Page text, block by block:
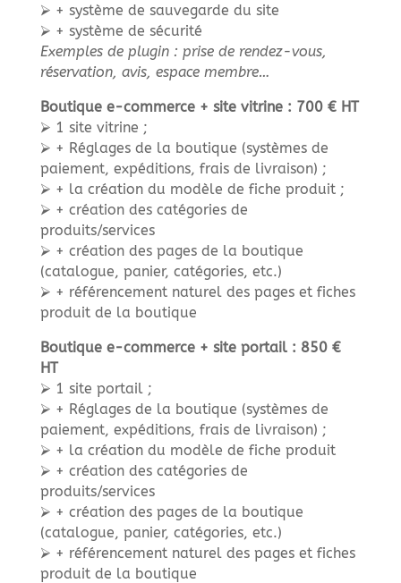
⮚ + système de sauvegarde du site
⮚ + système de sécurité
Exemples de plugin : prise de rendez-vous,
réservation, avis, espace membre…
Boutique e-commerce + site vitrine : 700 € HT
⮚ 1 site vitrine ;
⮚ + Réglages de la boutique (systèmes de
paiement, expéditions, frais de livraison) ;
⮚ + la création du modèle de fiche produit ;
⮚ + création des catégories de
produits/services
⮚ + création des pages de la boutique
(catalogue, panier, catégories, etc.)
⮚ + référencement naturel des pages et fiches
produit de la boutique
Boutique e-commerce + site portail : 850 €
HT
⮚ 1 site portail ;
⮚ + Réglages de la boutique (systèmes de
paiement, expéditions, frais de livraison) ;
⮚ + la création du modèle de fiche produit
⮚ + création des catégories de
produits/services
⮚ + création des pages de la boutique
(catalogue, panier, catégories, etc.)
⮚ + référencement naturel des pages et fiches
produit de la boutique